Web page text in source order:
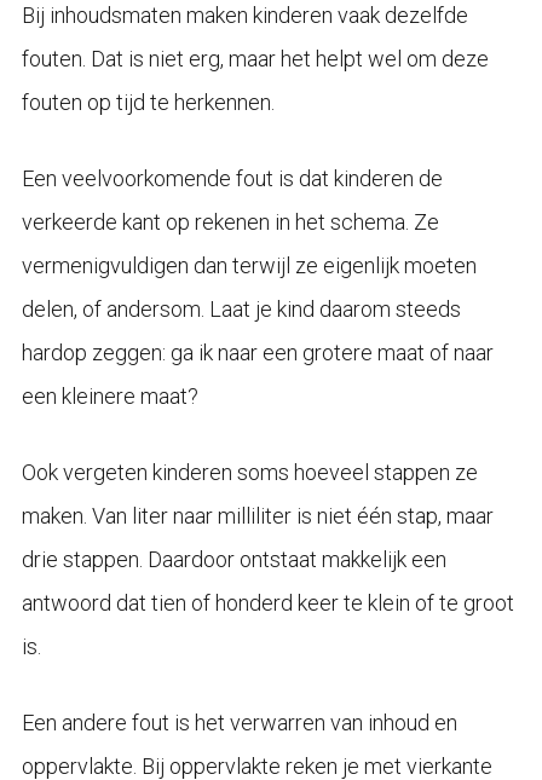
Bij inhoudsmaten maken kinderen vaak dezelfde
fouten. Dat is niet erg, maar het helpt wel om deze
fouten op tijd te herkennen.
Een veelvoorkomende fout is dat kinderen de
verkeerde kant op rekenen in het schema. Ze
vermenigvuldigen dan terwijl ze eigenlijk moeten
delen, of andersom. Laat je kind daarom steeds
hardop zeggen: ga ik naar een grotere maat of naar
een kleinere maat?
Ook vergeten kinderen soms hoeveel stappen ze
maken. Van liter naar milliliter is niet één stap, maar
drie stappen. Daardoor ontstaat makkelijk een
antwoord dat tien of honderd keer te klein of te groot
is.
Een andere fout is het verwarren van inhoud en
oppervlakte. Bij oppervlakte reken je met vierkante